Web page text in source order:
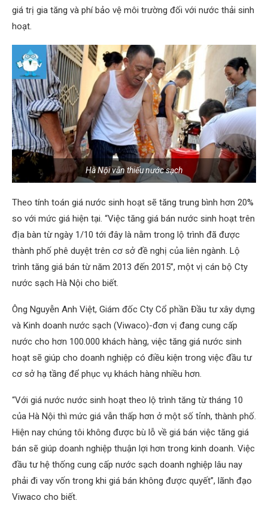
giá trị gia tăng và phí bảo vệ môi trường đối với nước thải sinh
hoạt.
Hà Nội vẫn thiếu nước sạch
Theo tính toán giá nước sinh hoạt sẽ tăng trung bình hơn 20%
so với mức giá hiện tại. “Việc tăng giá bán nước sinh hoạt trên
địa bàn từ ngày 1/10 tới đây là nằm trong lộ trình đã được
thành phố phê duyệt trên cơ sở đề nghị của liên ngành. Lộ
trình tăng giá bán từ năm 2013 đến 2015”, một vị cán bộ Cty
nước sạch Hà Nội cho biết.
Ông Nguyễn Anh Việt, Giám đốc Cty Cổ phần Đầu tư xây dựng
và Kinh doanh nước sạch (Viwaco)-đơn vị đang cung cấp
nước cho hơn 100.000 khách hàng, việc tăng giá nước sinh
hoạt sẽ giúp cho doanh nghiệp có điều kiện trong việc đầu tư
cơ sở hạ tầng để phục vụ khách hàng nhiều hơn.
“Với giá nước nước sinh hoạt theo lộ trình tăng từ tháng 10
của Hà Nội thì mức giá vẫn thấp hơn ở một số tỉnh, thành phố.
Hiện nay chúng tôi không được bù lỗ về giá bán việc tăng giá
bán sẽ giúp doanh nghiệp thuận lợi hơn trong kinh doanh. Việc
đầu tư hệ thống cung cấp nước sạch doanh nghiệp lâu nay
phải đi vay vốn trong khi giá bán không được quyết”, lãnh đạo
Viwaco cho biết.